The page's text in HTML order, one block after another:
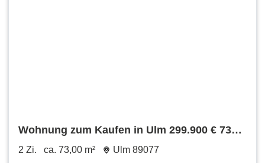
Wohnung zum Kaufen in Ulm 299.900 € 73
m²
2 Zi. ca. 73,00 m² Ulm 89077